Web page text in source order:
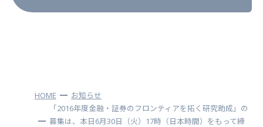
HOME
お知らせ
「2016年度金融・証券のフロンティアを拓く研究助成」の
募集は、本日6月30日（火）17時（日本時間）をもって締